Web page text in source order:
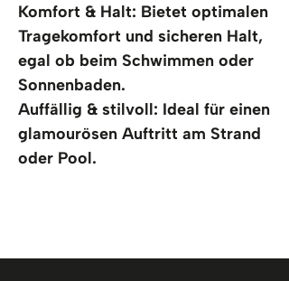
Komfort & Halt: Bietet optimalen
Tragekomfort und sicheren Halt,
egal ob beim Schwimmen oder
Sonnenbaden.
Auffällig & stilvoll: Ideal für einen
glamourösen Auftritt am Strand
oder Pool.